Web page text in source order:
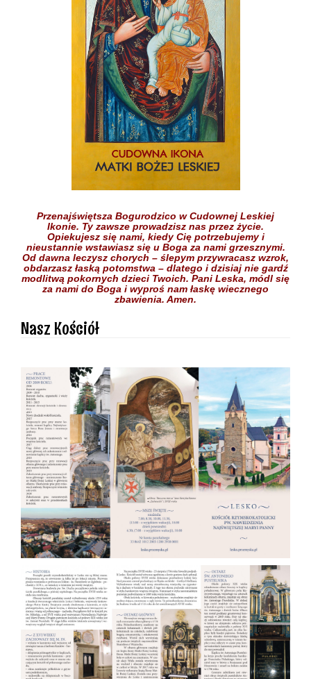
Przenajświętsza Bogurodzico w Cudownej Leskiej
Ikonie. Ty zawsze prowadzisz nas przez życie.
Opiekujesz się nami, kiedy Cię potrzebujemyi
nieustannie wstawiasz się u Boga za nami grzesznymi.
Od dawna leczysz chorych – ślepym przywracasz wzrok,
obdarzasz łaską potomstwa – dlatego i dzisiaj nie gardź
modlitwą pokornych dzieci Twoich. Pani Leska, módl się
za nami do Boga i wyproś nam łaskę wiecznego
zbawienia. Amen.
Nasz Kościół